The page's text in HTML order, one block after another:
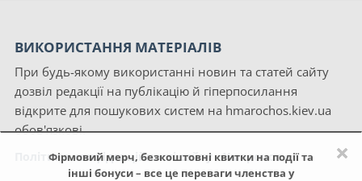
×
Фірмовий мерч, безкоштовні квитки на події та
інші бонуси – все це переваги членства у
ВИКОРИСТАННЯ МАТЕРІАЛІВ
При будь-якому використанні новин та статей сайту
дозвіл редакції на публікацію й гіперпосилання
відкрите для пошукових систем на hmarochos.kiev.ua
обов'язкові.
Політика конфіденційності сайту «Хмарочос»